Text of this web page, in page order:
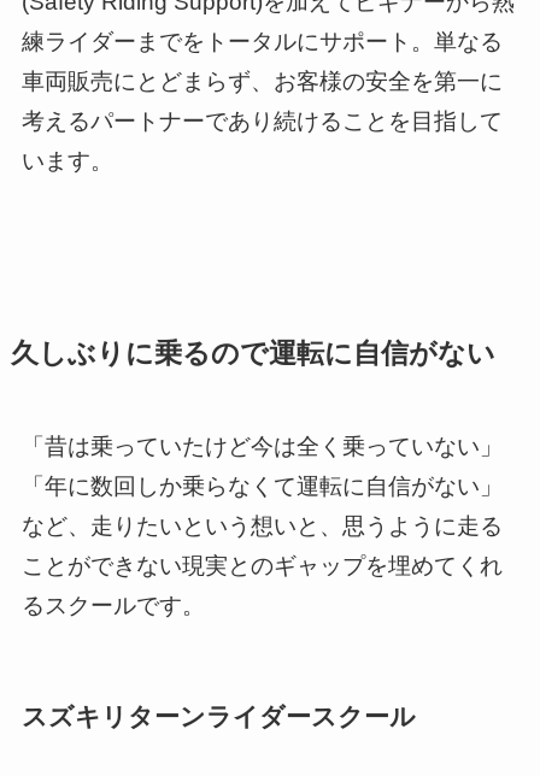
練ライダーまでをトータルにサポート。単なる
車両販売にとどまらず、お客様の安全を第一に
考えるパートナーであり続けることを目指して
います。
久しぶりに乗るので運転に自信がない
「昔は乗っていたけど今は全く乗っていない」
「年に数回しか乗らなくて運転に自信がない」
など、走りたいという想いと、思うように走る
ことができない現実とのギャップを埋めてくれ
るスクールです。
スズキリターンライダースクール